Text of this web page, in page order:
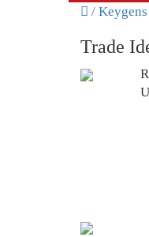
/ Keygens
Trade